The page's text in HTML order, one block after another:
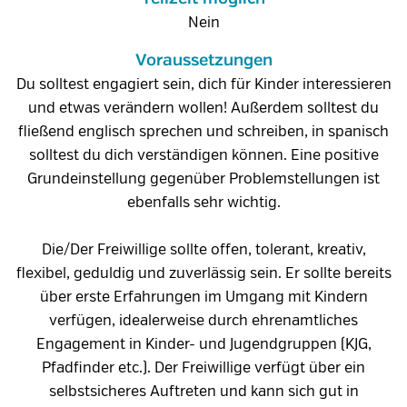
Nein
Voraussetzungen
Du solltest engagiert sein, dich für Kinder interessieren
und etwas verändern wollen! Außerdem solltest du
fließend englisch sprechen und schreiben, in spanisch
solltest du dich verständigen können. Eine positive
Grundeinstellung gegenüber Problemstellungen ist
ebenfalls sehr wichtig.
Die/Der Freiwillige sollte offen, tolerant, kreativ,
flexibel, geduldig und zuverlässig sein. Er sollte bereits
über erste Erfahrungen im Umgang mit Kindern
verfügen, idealerweise durch ehrenamtliches
Engagement in Kinder- und Jugendgruppen (KJG,
Pfadfinder etc.). Der Freiwillige verfügt über ein
selbstsicheres Auftreten und kann sich gut in